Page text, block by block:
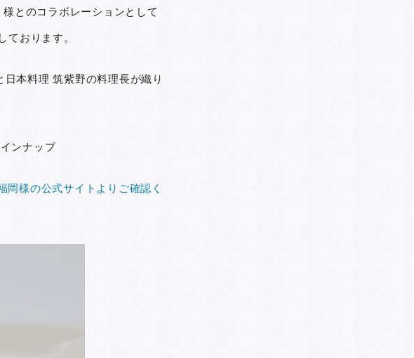
とのコラボレーションとして
ております。
本料理 筑紫野の料理長が織り
ンナップ
様の公式サイトよりご確認く